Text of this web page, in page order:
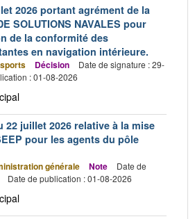
2026 portant agrément de la
SOLUTIONS NAVALES pour
de la conformité des
en navigation intérieure.
Décision
Date de signature : 29-
: 01-08-2026
22 juillet 2026 relative à la mise
pour les agents du pôle
générale Note
Date de
Date de publication : 01-08-2026